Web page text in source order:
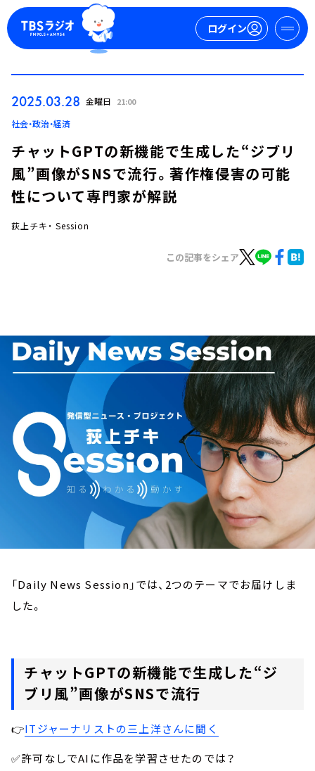
ログイン
イベント・グッズ
YouTube
会社情報
2025.03.28 金曜日 21:00
社会・政治・経済
チャットGPTの新機能で生成した“ジブリ
風”画像がSNSで流行。著作権侵害の可能
性について専門家が解説
荻上チキ・ Session
この記事をシェア
「Daily News Session」では、2つのテーマでお届けしま
した。
チャットGPTの新機能で生成した“ジ
ブリ風”画像がSNSで流行
👉ITジャーナリストの三上洋さんに聞く
✅許可なしでAIに作品を学習させたのでは？